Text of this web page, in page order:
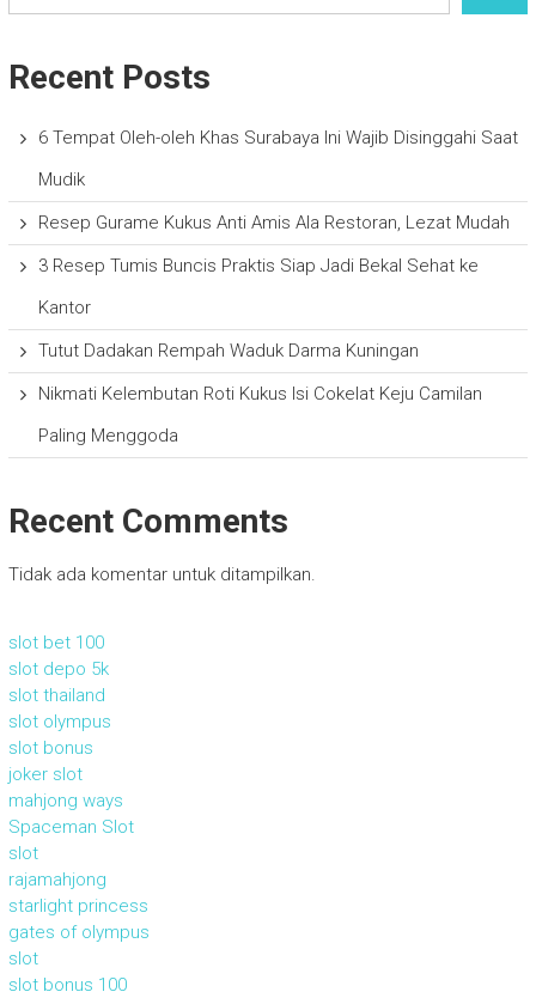
Recent Posts
6 Tempat Oleh-oleh Khas Surabaya Ini Wajib Disinggahi Saat
Mudik
Resep Gurame Kukus Anti Amis Ala Restoran, Lezat Mudah
3 Resep Tumis Buncis Praktis Siap Jadi Bekal Sehat ke
Kantor
Tutut Dadakan Rempah Waduk Darma Kuningan
Nikmati Kelembutan Roti Kukus Isi Cokelat Keju Camilan
Paling Menggoda
Recent Comments
Tidak ada komentar untuk ditampilkan.
slot bet 100
slot depo 5k
slot thailand
slot olympus
slot bonus
joker slot
mahjong ways
Spaceman Slot
slot
rajamahjong
starlight princess
gates of olympus
slot
slot bonus 100